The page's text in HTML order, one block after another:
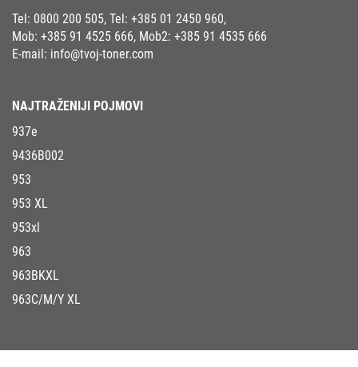
Tel: 0800 200 505, Tel: +385 01 2450 960,
Mob: +385 91 4525 666, Mob2: +385 91 4535 666
E-mail: info@tvoj-toner.com
NAJTRAŽENIJI POJMOVI
937e
9436B002
953
953 XL
953xl
963
963BKXL
963C/M/Y XL